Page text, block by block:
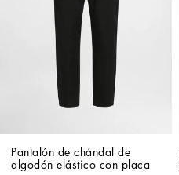
Pantalón de chándal de
algodón elástico con placa